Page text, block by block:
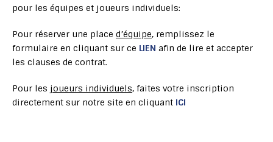
pour les équipes et joueurs individuels:
Pour réserver une place d’équipe, remplissez le
formulaire en cliquant sur ce LIEN afin de lire et accepter
les clauses de contrat.
Pour les joueurs individuels, faites votre inscription
directement sur notre site en cliquant ICI